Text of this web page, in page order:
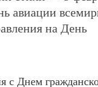
авиации
на День
с Днем